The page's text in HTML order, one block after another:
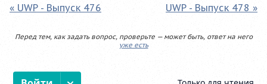
« UWP - Выпуск 476 UWP - Выпуск 478 »
Перед тем, как задать вопрос, проверьте — может быть, ответ на него
уже есть